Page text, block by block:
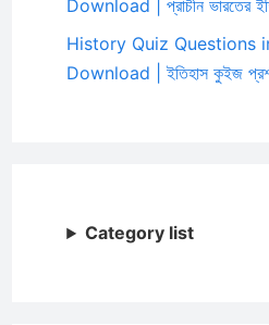
Download | প্রাচীন ভারতের
History Quiz Questions
Download | ইতিহাস কুইজ
Category list